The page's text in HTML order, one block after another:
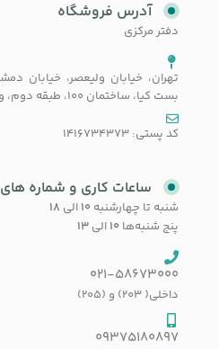
آدرس فروشگاه
دفتر مرکزی
تهران، خیابان ولیعصر، خیابان
بست کیا، ساختمان 100، طبقه دوم، واحد11
کد پستی: 1416734373
ساعات کاری و شماره
شنبه تا چهارشنبه ۱۰ الی ۱۸
پنج شنبه‌ها ۱۰ الی ۱۳
021-58673000
داخلی( 203) و (205)
09375180897